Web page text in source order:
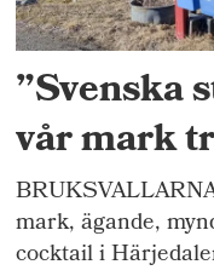
”Svenska
vår mark
mark, ägande,
cocktail i